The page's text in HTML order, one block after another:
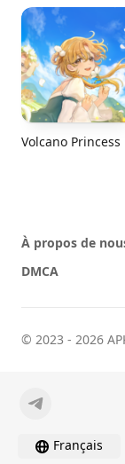
Volcano Princess
À propos de
DMCA
© 2023 - 2026
Français